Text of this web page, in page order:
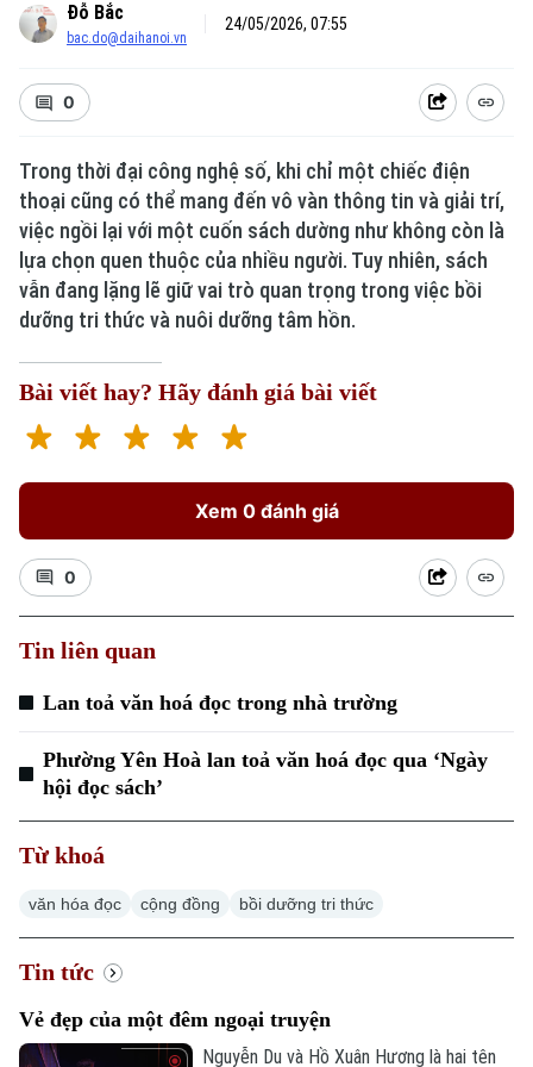
Xu hướng
Thời sự
Chính trị
Hà Nội
Nhịp sống Hà Nội
Thế giới
Đỗ Bắc
bac.do@daihanoi.vn
24/05/2026, 07:55
0
Trong thời đại công nghệ số, khi chỉ một chiếc điện
thoại cũng có thể mang đến vô vàn thông tin và giải trí,
việc ngồi lại với một cuốn sách dường như không còn là
lựa chọn quen thuộc của nhiều người. Tuy nhiên, sách
vẫn đang lặng lẽ giữ vai trò quan trọng trong việc bồi
dưỡng tri thức và nuôi dưỡng tâm hồn.
Bài viết hay? Hãy đánh giá bài viết
Xem 0 đánh giá
0
Tin liên quan
Lan toả văn hoá đọc trong nhà trường
Phường Yên Hoà lan toả văn hoá đọc qua ‘Ngày
hội đọc sách’
Từ khoá
văn hóa đọc cộng đồng bồi dưỡng tri thức
Tin tức
Vẻ đẹp của một đêm ngoại truyện
Nguyễn Du và Hồ Xuân Hương là hai tên